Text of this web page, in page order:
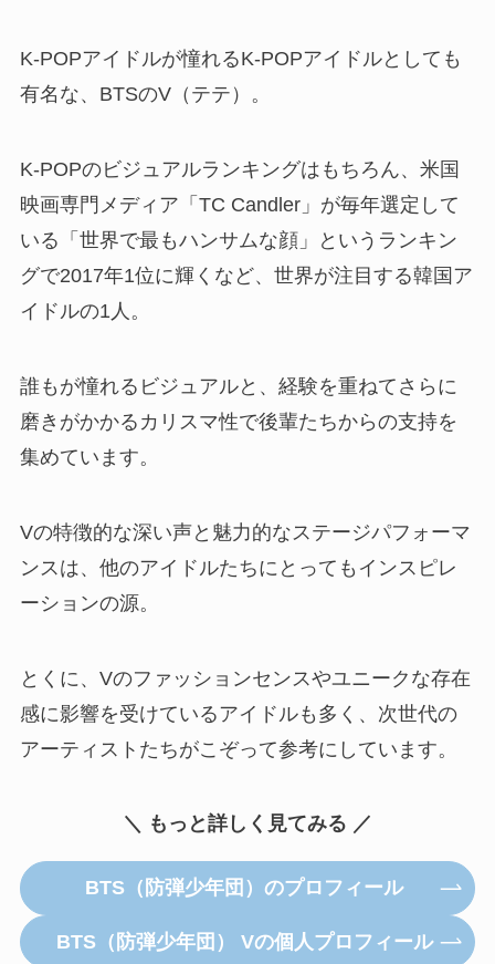
K-POPアイドルが憧れるK-POPアイドルとしても
有名な、BTSのV（テテ）。
K-POPのビジュアルランキングはもちろん、米国
映画専門メディア「TC Candler」が毎年選定して
いる「世界で最もハンサムな顔」というランキン
グで2017年1位に輝くなど、世界が注目する韓国ア
イドルの1人。
誰もが憧れるビジュアルと、経験を重ねてさらに
磨きがかかるカリスマ性で後輩たちからの支持を
集めています。
Vの特徴的な深い声と魅力的なステージパフォーマ
ンスは、他のアイドルたちにとってもインスピレ
ーションの源。
とくに、Vのファッションセンスやユニークな存在
感に影響を受けているアイドルも多く、次世代の
アーティストたちがこぞって参考にしています。
＼ もっと詳しく見てみる ／
BTS（防弾少年団）のプロフィール
BTS（防弾少年団） Vの個人プロフィール